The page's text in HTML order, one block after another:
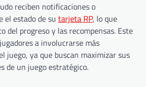
reciben notificaciones o
el estado de su tarjeta RP, lo que
del progreso y las recompensas. Este
a involucrarse más
juego, ya que buscan maximizar sus
de un juego estratégico.